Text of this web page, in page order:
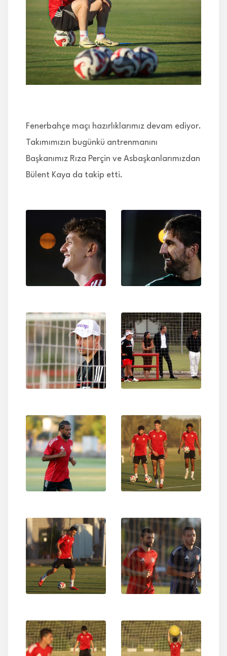
İLETİŞİM
Fenerbahçe maçı hazırlıklarımız devam ediyor.
Takımımızın bugünkü antrenmanını
Başkanımız Rıza Perçin ve Asbaşkanlarımızdan
Bülent Kaya da takip etti.